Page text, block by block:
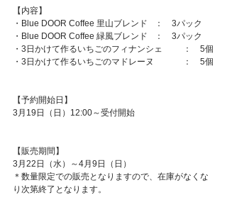
【内容】
・Blue DOOR Coffee 里山ブレンド	：　3パック
・Blue DOOR Coffee 緑風ブレンド	：　3パック
・3日かけて作るいちごのフィナンシェ	：　5個
・3日かけて作るいちごのマドレーヌ	：　5個
【予約開始日】
3月19日（日）12:00～受付開始
【販売期間】
3月22日（水）～4月9日（日）
＊数量限定での販売となりますので、在庫がなくな
り次第終了となります。